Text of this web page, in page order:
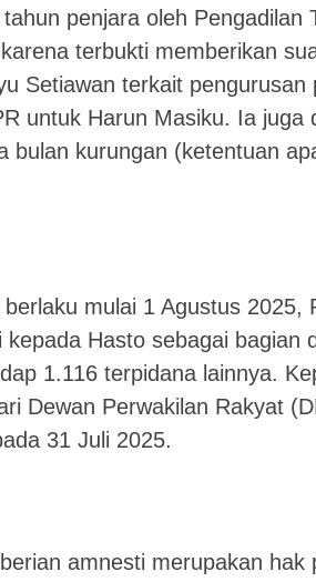
penjara oleh Pengadilan
terbukti memberikan
Setiawan terkait pengurusan
untuk Harun Masiku. Ia juga
bulan kurungan (ketentuan
mulai 1 Agustus 2025,
Hasto sebagai bagian
1.116 terpidana lainnya.
Dewan Perwakilan Rakyat
31 Juli 2025.
amnesti merupakan hak